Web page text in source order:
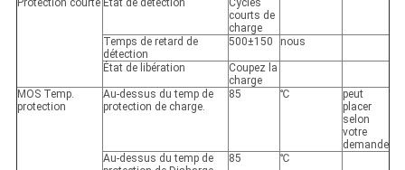
Protection courte État de détection
Cycles
courts de
charge
Temps de retard de
détection
500±150 nous
État de libération
Coupez la
charge
MOS Temp.
protection
Au-dessus du temp de
protection de charge.
85 ℃
peut
placer
selon
votre
demande
Au-dessus du temp de
85 ℃